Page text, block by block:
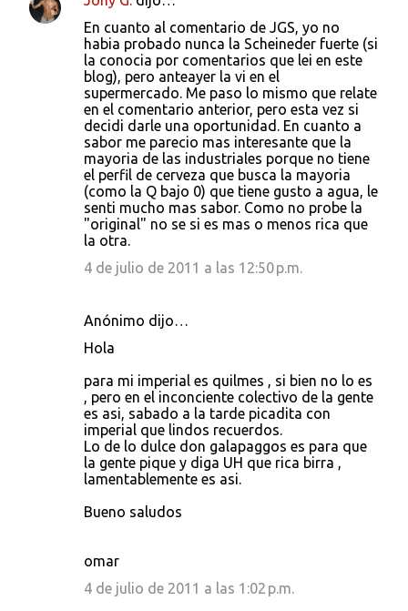
En cuanto al comentario de JGS, yo no
habia probado nunca la Scheineder fuerte (si
la conocia por comentarios que lei en este
blog), pero anteayer la vi en el
supermercado. Me paso lo mismo que relate
en el comentario anterior, pero esta vez si
decidi darle una oportunidad. En cuanto a
sabor me parecio mas interesante que la
mayoria de las industriales porque no tiene
el perfil de cerveza que busca la mayoria
(como la Q bajo 0) que tiene gusto a agua, le
senti mucho mas sabor. Como no probe la
"original" no se si es mas o menos rica que
la otra.
4 de julio de 2011 a las 12:50 p.m.
Anónimo dijo…
Hola
para mi imperial es quilmes , si bien no lo es
, pero en el inconciente colectivo de la gente
es asi, sabado a la tarde picadita con
imperial que lindos recuerdos.
Lo de lo dulce don galapaggos es para que
la gente pique y diga UH que rica birra ,
lamentablemente es asi.
Bueno saludos
omar
4 de julio de 2011 a las 1:02 p.m.